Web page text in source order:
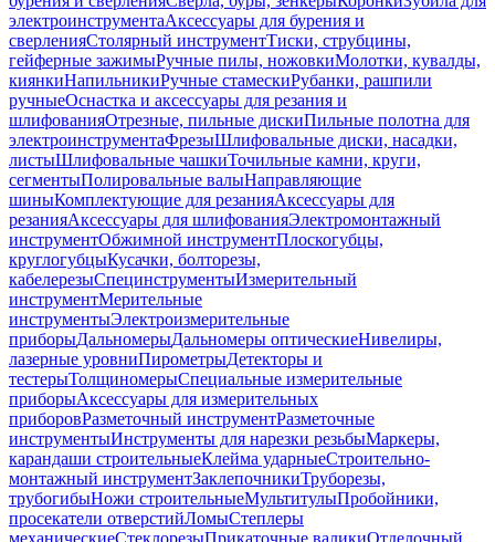
электроинструментаАксессуары для бурения и
сверленияСтолярный инструментТиски, струбцины,
гейферные зажимыРучные пилы, ножовкиМолотки, кувалды,
киянкиНапильникиРучные стамескиРубанки, рашпили
ручныеОснастка и аксессуары для резания и
шлифованияОтрезные, пильные дискиПильные полотна для
электроинструментаФрезыШлифовальные диски, насадки,
листыШлифовальные чашкиТочильные камни, круги,
сегментыПолировальные валыНаправляющие
шиныКомплектующие для резанияАксессуары для
резанияАксессуары для шлифованияЭлектромонтажный
инструментОбжимной инструментПлоскогубцы,
круглогубцыКусачки, болторезы,
кабелерезыСпецинструментыИзмерительный
инструментМерительные
инструментыЭлектроизмерительные
приборыДальномерыДальномеры оптическиеНивелиры,
лазерные уровниПирометрыДетекторы и
тестерыТолщиномерыСпециальные измерительные
приборыАксессуары для измерительных
приборовРазметочный инструментРазметочные
инструментыИнструменты для нарезки резьбыМаркеры,
карандаши строительныеКлейма ударныеСтроительно-
монтажный инструментЗаклепочникиТруборезы,
трубогибыНожи строительныеМультитулыПробойники,
просекатели отверстийЛомыСтеплеры
механическиеСтеклорезыПрикаточные валикиОтделочный